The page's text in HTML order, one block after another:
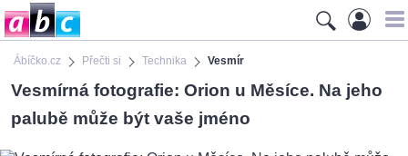
Ábíčko.cz Přečti si Technika Vesmír
Vesmírná fotografie: Orion u Měsíce. Na jeho
palubě může být vaše jméno